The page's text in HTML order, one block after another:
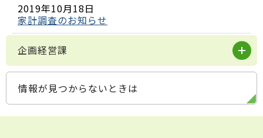
2019年10月18日
家計調査のお知らせ
企画経営課
情報が見つからないときは